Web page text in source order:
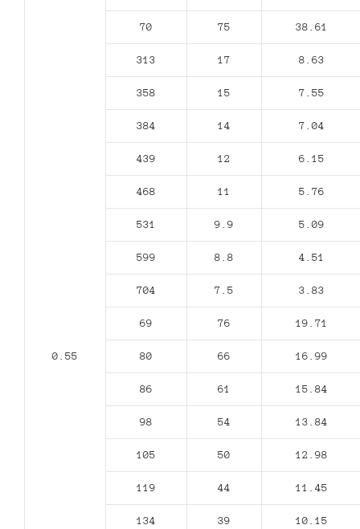
0.55
70 75 38.61
313 17 8.63
358 15 7.55
384 14 7.04
439 12 6.15
468 11 5.76
531 9.9 5.09
599 8.8 4.51
704 7.5 3.83
69 76 19.71
80 66 16.99
86 61 15.84
98 54 13.84
105 50 12.98
119 44 11.45
134 39 10.15